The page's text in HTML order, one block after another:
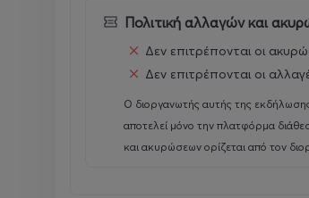
Πολιτική αλλαγών και
Δεν επιτρέπονται οι
Δεν επιτρέπονται οι
Ο διοργανωτής αυτής της εκδήλωσης
αποτελεί μόνο την πλατφόρμα
και ακυρώσεων ορίζεται από τον